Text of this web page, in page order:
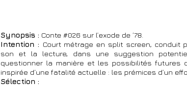
Synopsis : Conte #026 sur l’exode de ’78.
Intention : Court métrage en split screen, conduit
son et la lecture, dans une suggestion
questionner la manière et les possibilités futures
inspirée d’une fatalité actuelle : les prémices d’un
​​Sélection :